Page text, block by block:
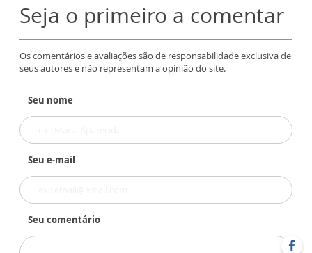
Seja o primeiro a comentar
Os comentários e avaliações são de responsabilidade exclusiva de
seus autores e não representam a opinião do site.
Seu nome
Seu e-mail
Seu comentário